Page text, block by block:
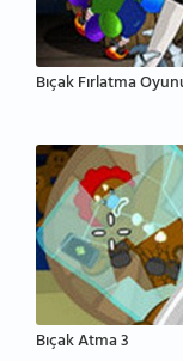
Bıçak Fırlatma
Bıçak Atma 3